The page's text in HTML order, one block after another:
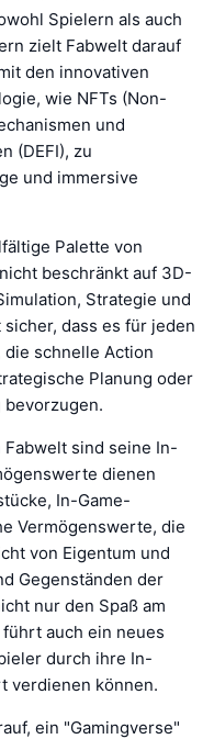
Spielern als auch
zielt Fabwelt darauf
den innovativen
wie NFTs (Non-
und
(DEFI), zu
und immersive
Palette von
beschränkt auf 3D-
Strategie und
dass es für jeden
schnelle Action
Planung oder
sind seine In-
dienen
In-Game-
Vermögenswerte, die
von Eigentum und
Gegenständen der
nur den Spaß am
auch ein neues
durch ihre In-
verdienen können.
ein "Gamingverse"